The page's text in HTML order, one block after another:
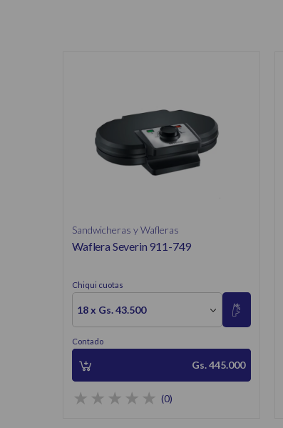
Sandwicheras y Wafleras
Waflera Severin 911-749
Chiqui cuotas
18 x Gs. 43.500
Contado
Gs. 445.000
(0)